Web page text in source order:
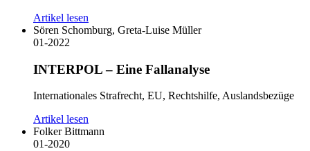
Artikel lesen
Sören Schomburg, Greta-Luise Müller
01-2022
INTERPOL – Eine Fallanalyse
Internationales Strafrecht, EU, Rechtshilfe, Auslandsbezüge
Artikel lesen
Folker Bittmann
01-2020